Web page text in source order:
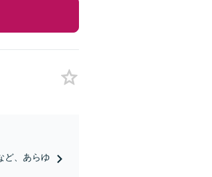
ど、あらゆ